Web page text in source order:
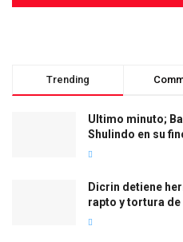
Trending
Ultimo minuto;
Shulindo en su
Dicrin detiene
rapto y tortura